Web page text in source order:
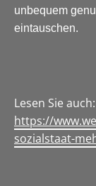
unbequem
eintauschen.
Lesen Sie auch:
https://
sozialstaat-